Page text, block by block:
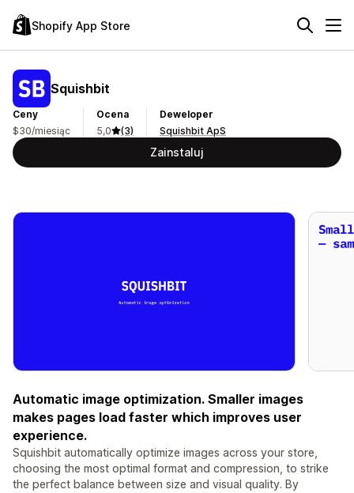
Shopify App Store
Squishbit
Ceny
$30/miesiąc
Ocena
5,0
(3)
Deweloper
Squishbit ApS
Zainstaluj
Automatic image optimization. Smaller images
makes pages load faster which improves user
experience.
Squishbit automatically optimize images across your store,
choosing the most optimal format and compression, to strike
the perfect balance between size and visual quality. By